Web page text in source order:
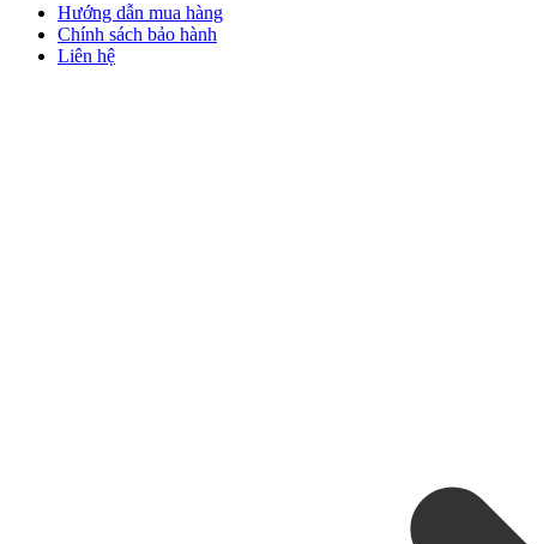
Hướng dẫn mua hàng
Chính sách bảo hành
Liên hệ